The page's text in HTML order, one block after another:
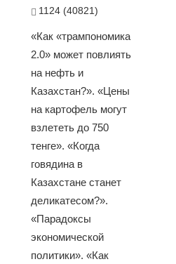
1124 (40821)
«Как «трампономика
2.0» может повлиять
на нефть и
Казахстан?». «Цены
на картофель могут
взлететь до 750
тенге». «Когда
говядина в
Казахстане станет
деликатесом?».
«Парадоксы
экономической
политики». «Как